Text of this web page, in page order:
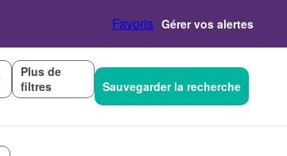
Favoris Gérer vos alertes
Plus de
filtres
Sauvegarder la recherche